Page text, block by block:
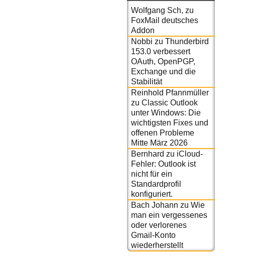
Wolfgang Sch, zu
FoxMail deutsches
Addon
Nobbi zu Thunderbird
153.0 verbessert
OAuth, OpenPGP,
Exchange und die
Stabilität
Reinhold Pfannmüller
zu Classic Outlook
unter Windows: Die
wichtigsten Fixes und
offenen Probleme
Mitte März 2026
Bernhard zu iCloud-
Fehler: Outlook ist
nicht für ein
Standardprofil
konfiguriert.
Bach Johann zu Wie
man ein vergessenes
oder verlorenes
Gmail-Konto
wiederherstellt